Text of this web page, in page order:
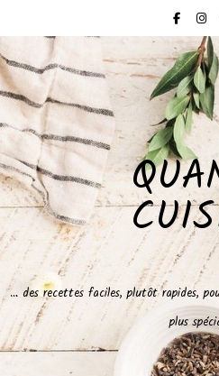
… des recettes faciles, plutôt rapides,
plus